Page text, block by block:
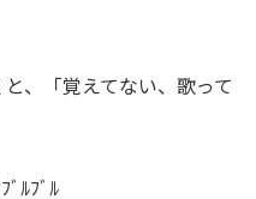
、「覚えてない、歌って
ﾞﾙﾌﾞﾙ